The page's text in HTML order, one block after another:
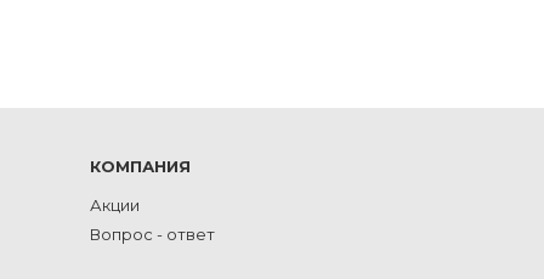
КОМПАНИЯ
Акции
Вопрос - ответ